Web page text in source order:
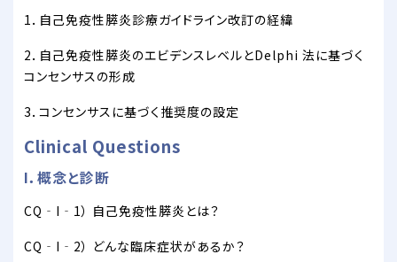
1．自己免疫性膵炎診療ガイドライン改訂の経緯
2．自己免疫性膵炎のエビデンスレベルとDelphi 法に基づく
コンセンサスの形成
3．コンセンサスに基づく推奨度の設定
Clinical Questions
I．概念と診断
CQ‐I‐1） 自己免疫性膵炎とは？
CQ‐I‐2） どんな臨床症状があるか？